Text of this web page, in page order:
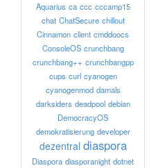
Aquarius ca ccc cccamp15
chat ChatSecure chillout
Cinnamon client cmddoocs
ConsoleOS crunchbang
crunchbang++ crunchbangpp
cups curl cyanogen
cyanogenmod damals
darksiders deadpool debian
DemocracyOS
demokratisierung developer
dezentral diaspora
Diaspora diasporanight dotnet